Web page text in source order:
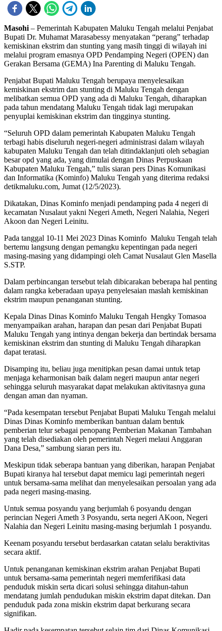
Masohi – Pemerintah Kabupaten Maluku Tengah melalui Penjabat
Bupati Dr. Muhamat Marasabessy menyatakan “perang” terhadap
kemiskinan ekstrim dan stunting yang masih tinggi di wilayah ini
melalui program emasnya OPD Pendamping Negeri (OPEN) dan
Gerakan Bersama (GEMA) Ina Parenting di Maluku Tengah.
Penjabat Bupati Maluku Tengah berupaya menyelesaikan
kemiskinan ekstrim dan stunting di Maluku Tengah dengan
melibatkan semua OPD yang ada di Maluku Tengah, diharapkan
pada tahun mendatang Maluku Tengah tidak lagi merupakan
penyuplai kemiskinan ekstrim dan tingginya stunting.
“Seluruh OPD dalam pemerintah Kabupaten Maluku Tengah
terbagi habis diseluruh negeri-negeri administrasi dalam wilayah
kabupaten Maluku Tengah dan telah ditindaklanjuti oleh sebagian
besar opd yang ada, yang dimulai dengan Dinas Perpuskaan
Kabupaten Maluku Tengah,” tulis siaran pers Dinas Komunikasi
dan Informatika (Kominfo) Maluku Tengah yang diterima redaksi
detikmaluku.com, Jumat (12/5/2023).
Dikatakan, Dinas Kominfo menjadi pendamping pada 4 negeri di
kecamatan Nusalaut yakni Negeri Ameth, Negeri Nalahia, Negeri
Akoon dan Negeri Leinitu.
Pada tanggal 10-11 Mei 2023 Dinas Kominfo Maluku Tengah telah
bertemu langsung dengan pemangku kepentingan pada negeri
masing-masing yang didampingi oleh Camat Nusalaut Glen Masella
S.STP.
Dalam perbincangan tersebut telah dibicarakan beberapa hal penting
dalam rangka keberadaan upaya penyelesaian maslah kemiskinan
ekstrim maupun penanganan stunting.
Kepala Dinas Dinas Kominfo Maluku Tengah Hengky Tomasoa
menyampaikan arahan, harapan dan pesan dari Penjabat Bupati
Maluku Tengah yang intinya dengan bekerja dan bertindak bersama
kemiskinan ekstrim dan stunting di Maluku Tengah diharapkan
dapat teratasi.
Disamping itu, beliau juga menitipkan pesan damai untuk tetap
menjaga keharmonisan baik dalam negeri maupun antar negeri
sehingga seluruh masyarakat dapat melakukan aktivitasnya guna
dengan aman dan nyaman.
“Pada kesempatan tersebut Penjabat Bupati Maluku Tengah melalui
Dinas Dinas Kominfo memberikan bantuan dalam bentuk
pemberian telur sebagai penopang Pemberian Makanan Tambahan
yang telah disediakan oleh pemerintah Negeri melaui Anggaran
Dana Desa,” sambung siaran pers itu.
Meskipun tidak seberapa bantuan yang diberikan, harapan Penjabat
Bupati kiranya hal tersebut dapat memicu lagi pemerintah negeri
untuk bersama-sama melihat dan menyelesaikan persoalan yang ada
pada negeri masing-masing.
Untuk semua posyandu yang berjumlah 6 posyandu dengan
perincian Negeri Ameth 3 Posyandu, serta negeri AKoon, Negeri
Nalahia dan Negeri Leinitu masing-masing berjumlah 1 posyandu.
Keenam posyandu tersebut berdasarkan catatan selalu beraktivitas
secara aktif.
Untuk penanganan kemiskinan ekstrim arahan Penjabat Bupati
untuk bersama-sama pemerintah negeri memferifikasi data
penduduk miskin serta dicari solusi sehingga ditahun-tahun
mendatang jumlah pendudukan miskin ekstrim dapat ditekan. Dan
penduduk pada zona miskin ekstrim dapat berkurang secara
signifikan.